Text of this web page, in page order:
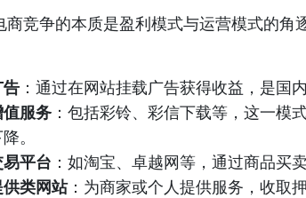
商竞争的本质是盈利模式与运营模式的角
：通过在网站挂载广告获得收益，是国
服务 ：包括彩铃、彩信下载等，这一模
。
平台 ：如淘宝、卓越网等，通过商品买
类网站：为商家或个人提供服务，收取